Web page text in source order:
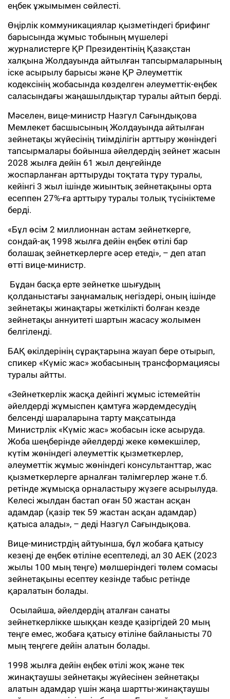
еңбек ұжымымен сөйлесті.
Өңірлік коммуникациялар қызметіндегі брифинг
барысында жұмыс тобының мүшелері
журналистерге ҚР Президентінің Қазақстан
халқына Жолдауында айтылған тапсырмаларының
іске асырылу барысы және ҚР Әлеуметтік
кодексінің жобасында көзделген әлеуметтік-еңбек
саласындағы жаңашылдықтар туралы айтып берді.
Мәселен, вице-министр Назгүл Сағындықова
Мемлекет басшысының Жолдауында айтылған
зейнетақы жүйесінің тиімділігін арттыру жөніндегі
тапсырмалары бойынша әйелдердің зейнет жасын
2028 жылға дейін 61 жыл деңгейінде
жоспарланған арттыруды тоқтата тұру туралы,
кейінгі 3 жыл ішінде жиынтық зейнетақыны орта
есеппен 27%-ға арттыру туралы толық түсініктеме
берді.
«Бұл өсім 2 миллионнан астам зейнеткерге,
сондай-ақ 1998 жылға дейін еңбек өтілі бар
болашақ зейнеткерлерге әсер етеді», – деп атап
өтті вице-министр.
​ Бұдан басқа ерте зейнетке шығудың
қолданыстағы заңнамалық негіздері, оның ішінде
зейнетақы жинақтары жеткілікті болған кезде
зейнетақы аннуитеті шартын жасасу жолымен
белгіленді. ​
БАҚ өкілдерінің сұрақтарына жауап бере отырып,
спикер «Күміс жас» жобасының трансформациясы
туралы айтты.
«Зейнеткерлік жасқа дейінгі жұмыс істемейтін
әйелдерді жұмыспен қамтуға жәрдемдесудің
белсенді шараларына тарту мақсатында
Министрлік «Күміс жас» жобасын іске асыруда.
Жоба шеңберінде әйелдерді жеке көмекшілер,
күтім жөніндегі әлеуметтік қызметкерлер,
әлеуметтік жұмыс жөніндегі консультанттар, жас
қызметкерлерге арналған тәлімгерлер және т.б.
ретінде жұмысқа орналастыру жүзеге асырылуда.
Келесі жылдан бастап оған 50 жастан асқан
адамдар (қазір тек 59 жастан асқан адамдар)
қатыса алады», – деді Назгүл Сағындықова.
Вице-министрдің айтуынша, бұл жобаға қатысу
кезеңі де еңбек өтіліне есептеледі, ал 30 АЕК (2023
жылы 100 мың теңге) мөлшеріндегі төлем сомасы
зейнетақыны есептеу кезінде табыс ретінде
қаралатын болады.
​ Осылайша, әйелдердің аталған санаты
зейнеткерлікке шыққан кезде қазіргідей 20 мың
теңге емес, жобаға қатысу өтіліне байланысты 70
мың теңгеге дейін алатын болады.
1998 жылға дейін еңбек өтілі жоқ және тек
жинақтаушы зейнетақы жүйесінен зейнетақы
алатын адамдар үшін жаңа шартты-жинақтаушы